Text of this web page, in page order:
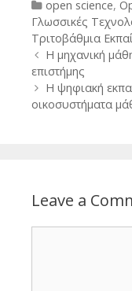
Categories
open science,
Γλωσσικές
Τριτοβάθμια
Post
navigation
Η μηχανική
επιστήμης
Η ψηφιακή
οικοσυστήματα
Leave a